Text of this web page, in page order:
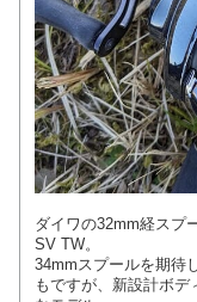
ダイワの32mm経スプ
SV TW。
34mmスプールを期待
もですが、新設計ボ